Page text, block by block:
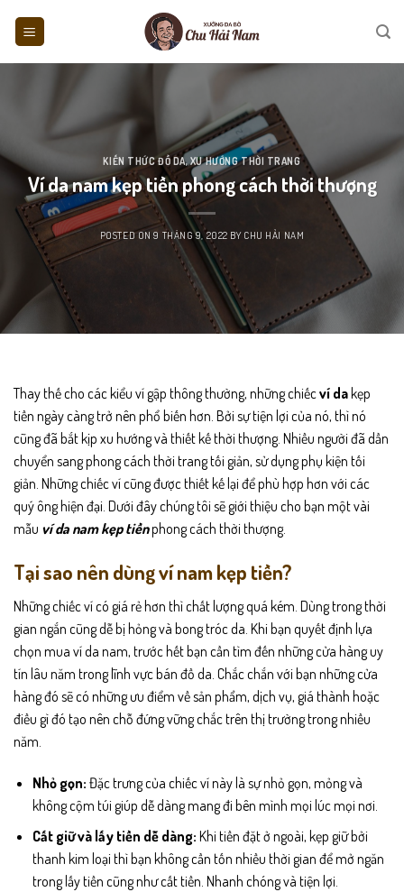
KIẾN THỨC ĐỒ DA,XU HƯỚNG THỜI TRANG
Ví da nam kẹp tiền phong cách thời thượng
POSTED ON9 THÁNG 9, 2022 BY CHU HẢI NAM
Thay thế cho các kiểu ví gập thông thường, những chiếcví da kẹp
tiền ngày càng trở nên phổ biến hơn. Bởi sự tiện lợi của nó, thì nó
cũng đã bắt kịp xu hướng và thiết kế thời thượng. Nhiều người đã dần
chuyển sang phong cách thời trang tối giản, sử dụng phụ kiện tối
giản. Những chiếc ví cũng được thiết kế lại để phù hợp hơn với các
quý ông hiện đại. Dưới đây chúng tôi sẽ giới thiệu cho bạn một vài
mẫu ví da nam kẹp tiềnphong cách thời thượng.
Tại sao nên dùng ví nam kẹp tiền?
Những chiếc ví có giá rẻ hơn thì chất lượng quá kém. Dùng trong thời
gian ngắn cũng dễ bị hỏng và bong tróc da. Khi bạn quyết định lựa
chọn mua ví da nam, trước hết bạn cần tìm đến những cửa hàng uy
tín lâu năm trong lĩnh vực bán đồ da. Chắc chắn với bạn những cửa
hàng đó sẽ có những ưu điểm về sản phẩm, dịch vụ, giá thành hoặc
điều gì đó tạo nên chỗ đứng vững chắc trên thị trường trong nhiều
năm.
Nhỏ gọn: Đặc trưng của chiếc ví này là sự nhỏ gọn, mỏng và
không cộm túi giúp dễ dàng mang đi bên mình mọi lúc mọi nơi.
Cất giữ và lấy tiền dễ dàng: Khi tiền đặt ở ngoài, kẹp giữ bởi
thanh kim loại thì bạn không cần tốn nhiều thời gian để mở ngăn
trong lấy tiền cũng như cất tiền. Nhanh chóng và tiện lợi.